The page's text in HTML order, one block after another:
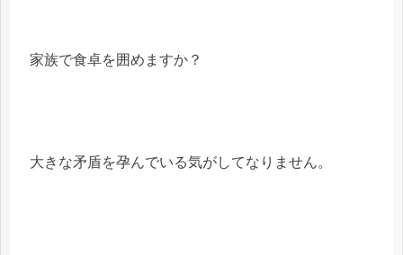
家族で食卓を囲めますか？
大きな矛盾を孕んでいる気がしてなりません。